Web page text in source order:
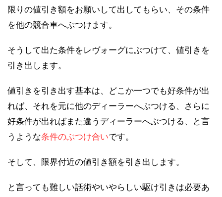
限りの値引き額をお願いして出してもらい、その条件
を他の競合車へぶつけます。
そうして出た条件をレヴォーグにぶつけて、値引きを
引き出します。
値引きを引き出す基本は、どこか一つでも好条件が出
れば、それを元に他のディーラーへぶつける、さらに
好条件が出ればまた違うディーラーへぶつける、と言
うような条件のぶつけ合いです。
そして、限界付近の値引き額を引き出します。
と言っても難しい話術やいやらしい駆け引きは必要あ